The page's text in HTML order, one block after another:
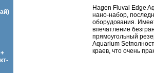
Hagen Fluval Edge
нано-набор,
оборудования.
впечатление
прямоугольный
Aquarium
краев, что очень